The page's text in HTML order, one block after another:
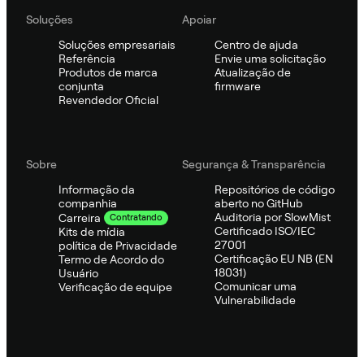
Soluções
Soluções empresariais
Referência
Produtos de marca
conjunta
Revendedor Oficial
Apoiar
Centro de ajuda
Envie uma solicitação
Atualização de
firmware
Sobre
Informação da
companhia
Carreira
Contratando
Kits de mídia
política de Privacidade
Termo de Acordo do
Usuário
Verificação de equipe
Segurança & Transparência
Repositórios de código
aberto no GitHub
Auditoria por SlowMist
Certificado ISO/IEC
27001
Certificação EU NB (EN
18031)
Comunicar uma
Vulnerabilidade